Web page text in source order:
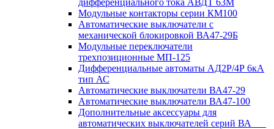
дифференциального тока АВДТ 63М
Модульные контакторы серии КМ100
Автоматические выключатели с
механической блокировкой ВА47-29Б
Модульные переключатели
трехпозиционные МП-125
Дифференциальные автоматы АД2Р/4Р 6кА
тип АС
Автоматические выключатели ВА47-29
Автоматические выключатели ВА47-100
Дополнительные аксессуары для
автоматических выключателей серий ВА